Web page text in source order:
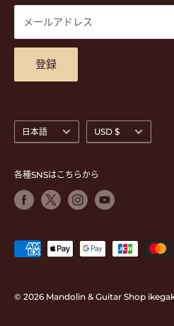
DVD
チケット
楽器レンタル
商品検索
お問合せ
アクセスマップ
メールアドレス
登録
休)
語
日本語
貨
USD $
各種SNSはこちらから
© 2026 Mandolin & Guitar Shop